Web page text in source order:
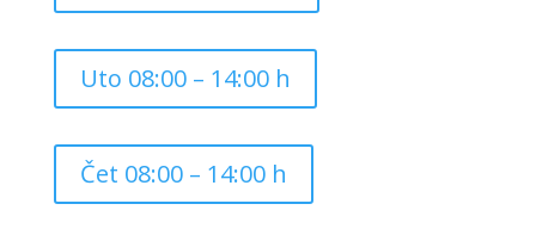
Uto 08:00 – 14:00 h
Čet 08:00 – 14:00 h